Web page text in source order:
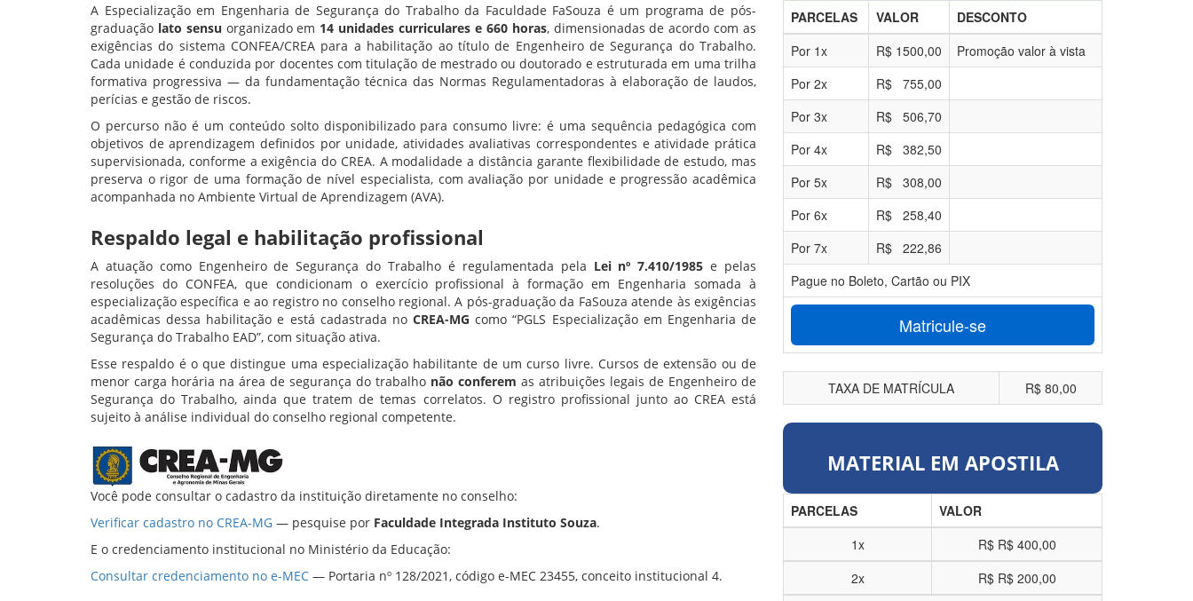
A Especialização em Engenharia de Segurança do Trabalho da Faculdade FaSouza é um programa de pós-
graduação lato sensu organizado em 14 unidades curriculares e 660 horas, dimensionadas de acordo com as
exigências do sistema CONFEA/CREA para a habilitação ao título de Engenheiro de Segurança do Trabalho.
Cada unidade é conduzida por docentes com titulação de mestrado ou doutorado e estruturada em uma trilha
formativa progressiva — da fundamentação técnica das Normas Regulamentadoras à elaboração de laudos,
perícias e gestão de riscos.
O percurso não é um conteúdo solto disponibilizado para consumo livre: é uma sequência pedagógica com
objetivos de aprendizagem definidos por unidade, atividades avaliativas correspondentes e atividade prática
supervisionada, conforme a exigência do CREA. A modalidade a distância garante flexibilidade de estudo, mas
preserva o rigor de uma formação de nível especialista, com avaliação por unidade e progressão acadêmica
acompanhada no Ambiente Virtual de Aprendizagem (AVA).
Respaldo legal e habilitação profissional
A atuação como Engenheiro de Segurança do Trabalho é regulamentada pela Lei nº 7.410/1985 e pelas
resoluções do CONFEA, que condicionam o exercício profissional à formação em Engenharia somada à
especialização específica e ao registro no conselho regional. A pós-graduação da FaSouza atende às exigências
acadêmicas dessa habilitação e está cadastrada noCREA-MG como “PGLS Especialização em Engenharia de
Segurança do Trabalho EAD”, com situação ativa.
Esse respaldo é o que distingue uma especialização habilitante de um curso livre. Cursos de extensão ou de
menor carga horária na área de segurança do trabalho não conferem as atribuições legais de Engenheiro de
Segurança do Trabalho, ainda que tratem de temas correlatos. O registro profissional junto ao CREA está
sujeito à análise individual do conselho regional competente.
Você pode consultar o cadastro da instituição diretamente no conselho:
Verificar cadastro no CREA-MG — pesquise por Faculdade Integrada Instituto Souza.
E o credenciamento institucional no Ministério da Educação:
Consultar credenciamento no e-MEC — Portaria nº 128/2021, código e-MEC 23455, conceito institucional 4.
PARCELAS VALOR
DESCONTO
Por 1x R$ 1500,00
Promoção valor à vista
Por 2x R$ 755,00
Por 3x R$ 506,70
Por 4x R$ 382,50
Por 5x R$ 308,00
Por 6x R$ 258,40
Por 7x R$ 222,86
Pague no Boleto, Cartão ou PIX
Matricule-se
TAXA DE MATRÍCULA R$ 80,00
MATERIAL EM APOSTILA
PARCELAS
VALOR
1x
R$ R$ 400,00
2x
R$ R$ 200,00